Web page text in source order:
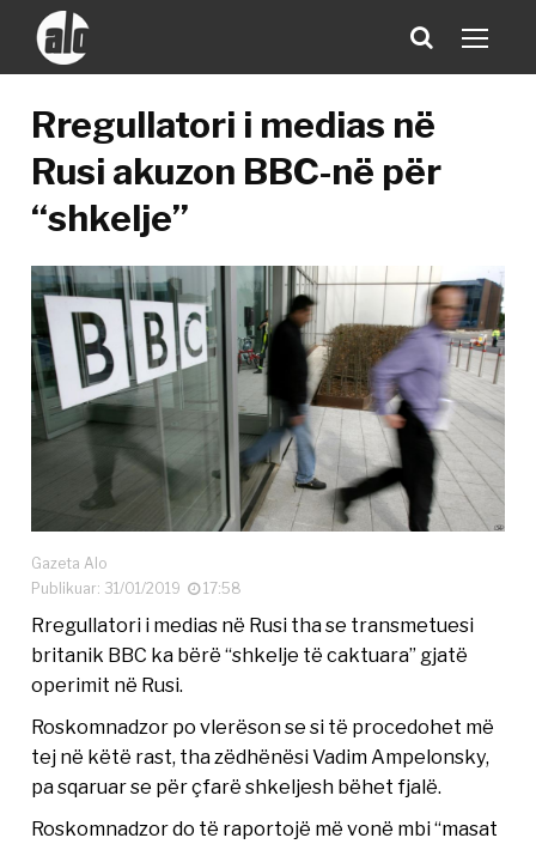
Rregullatori i medias në
Rusi akuzon BBC-në për
“shkelje”
Gazeta Alo
Publikuar: 31/01/2019
17:58
Rregullatori i medias në Rusi tha se transmetuesi
britanik BBC ka bërë “shkelje të caktuara” gjatë
operimit në Rusi.
Roskomnadzor po vlerëson se si të procedohet më
tej në këtë rast, tha zëdhënësi Vadim Ampelonsky,
pa sqaruar se për çfarë shkeljesh bëhet fjalë.
Roskomnadzor do të raportojë më vonë mbi “masat